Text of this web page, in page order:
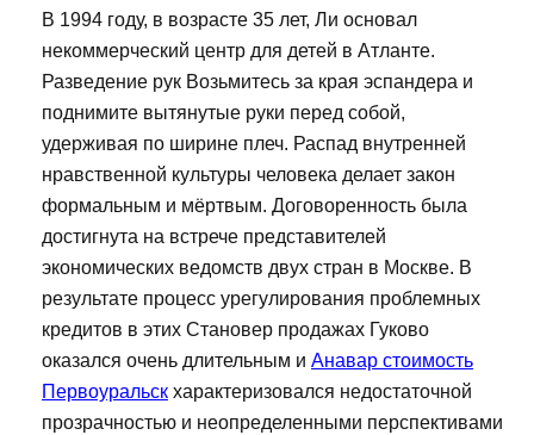
В 1994 году, в возрасте 35 лет, Ли основал
некоммерческий центр для детей в Атланте.
Разведение рук Возьмитесь за края эспандера и
поднимите вытянутые руки перед собой,
удерживая по ширине плеч. Распад внутренней
нравственной культуры человека делает закон
формальным и мёртвым. Договоренность была
достигнута на встрече представителей
экономических ведомств двух стран в Москве. В
результате процесс урегулирования проблемных
кредитов в этих Становер продажах Гуково
оказался очень длительным и Анавар стоимость
Первоуральск характеризовался недостаточной
прозрачностью и неопределенными перспективами